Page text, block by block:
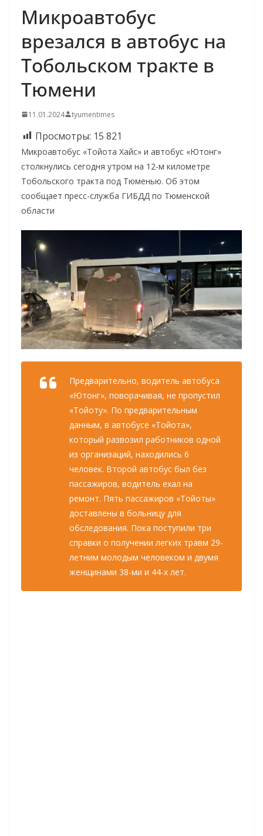
Микроавтобус
врезался в автобус на
Тобольском тракте в
Тюмени
11.01.2024 tyumentimes
Просмотры: 15 821
Микроавтобус «Тойота Хайс» и автобус «Ютонг»
столкнулись сегодня утром на 12-м километре
Тобольского тракта под Тюменью. Об этом
сообщает пресс-служба ГИБДД по Тюменской
области
Предварительно, водитель автобуса
«Ютонг», поворачивая, не пропустил
«Тойоту». По предварительным
данным, в автобусе «Тойота»,
который развозил работников одной
из организаций, находились 6
человек. Второй автобус был без
пассажиров, водитель ехал на
ремонт. Пять пассажиров «Тойоты»
доставлены в больницу для
обследования. Пока поступили три
справки о получении легких травм 29-
летним молодым человеком и двумя
женщинами 38-ми и 44-х лет.